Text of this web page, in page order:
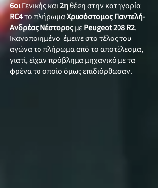
6οιΓενικής και2η θέση στην κατηγορία
RC4το πλήρωμαΧρυσόστομος Παντελή-
Ανδρέας ΝέστοροςμεPeugeot 208 R2.
Ικανοποιημένο έμεινε στο τέλος του
αγώνα το πλήρωμα από το αποτέλεσμα,
γιατί, είχαν πρόβλημα μηχανικό με τα
φρένα το οποίο όμως επιδιόρθωσαν.